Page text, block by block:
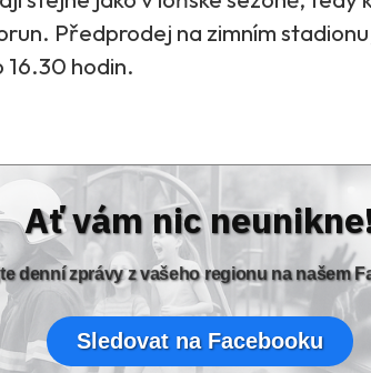
Předprodej na zimním
hodin.
Ať vám nic
denní zprávy z vašeho regionu na našem
Sledovat na Facebooku